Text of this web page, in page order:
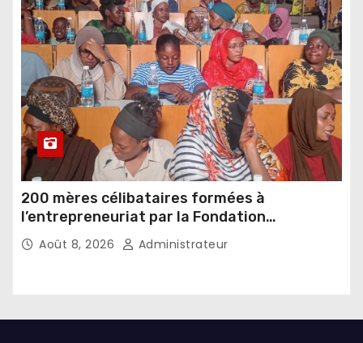
200 mères célibataires formées à
l’entrepreneuriat par la Fondation
Umugiraneza et l’OPDD
Août 8, 2026 Administrateur